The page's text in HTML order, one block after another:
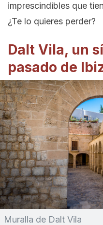
imprescindibles que
¿Te lo quieres perder?
Dalt Vila, un
pasado de
Muralla de Dalt Vila